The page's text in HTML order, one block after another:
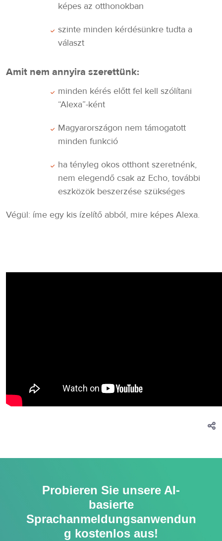
képes az otthonokban
szinte minden kérdésünkre tudta a
választ
Amit nem annyira szerettünk:
minden kérés előtt fel kell szólítani
“Alexa”-ként
Magyarországon nem támogatott
minden funkció
ha tényleg okos otthont szeretnénk,
nem elegendő csak az Echo, további
eszközök beszerzése szükséges
Végül: íme egy kis ízelítő abból, mire képes Alexa.
Probieren Sie unsere AI-
basierte
Sprachanmeldungsanwendun
g kostenlos aus!